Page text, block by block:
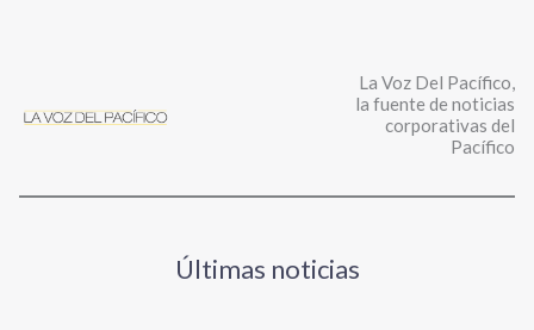
La Voz Del Pacífico,
la fuente de noticias
corporativas del
Pacífico
Últimas noticias